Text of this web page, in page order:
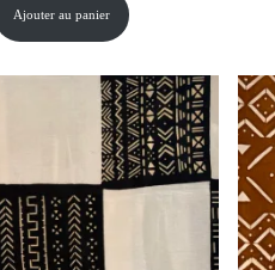
Ajouter au panier